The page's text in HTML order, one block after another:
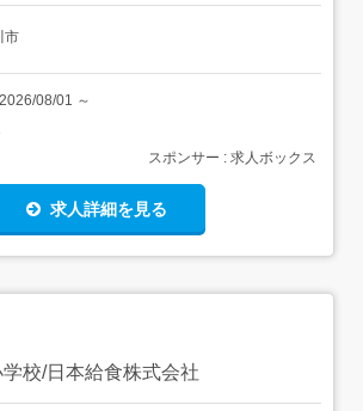
市
2026/08/01 ～
スポンサー : 求人ボックス
求人詳細を見る
校/日本給食株式会社